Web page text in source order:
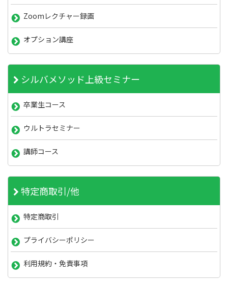
Zoomレクチャー録画
オプション講座
シルバメソッド上級セミナー
卒業生コース
ウルトラセミナー
講師コース
特定商取引/他
特定商取引
プライバシーポリシー
利用規約・免責事項